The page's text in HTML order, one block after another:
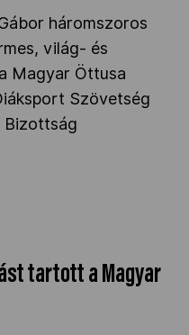
háromszoros
világ- és
Magyar Öttusa
Szövetség
Bizottság
tartott a Magyar